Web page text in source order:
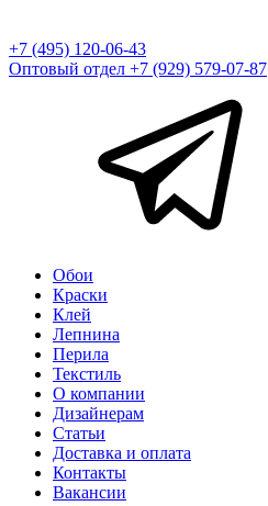
+7 (495) 120-06-43
Оптовый отдел +7 (929) 579-07-87
Обои
Краски
Клей
Лепнина
Перила
Текстиль
О компании
Дизайнерам
Статьи
Доставка и оплата
Контакты
Вакансии